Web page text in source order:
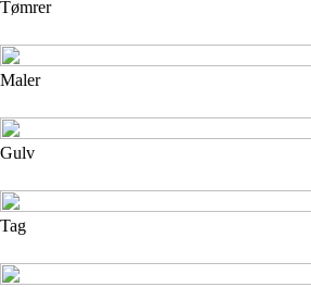
Tømrer
Maler
Gulv
Tag